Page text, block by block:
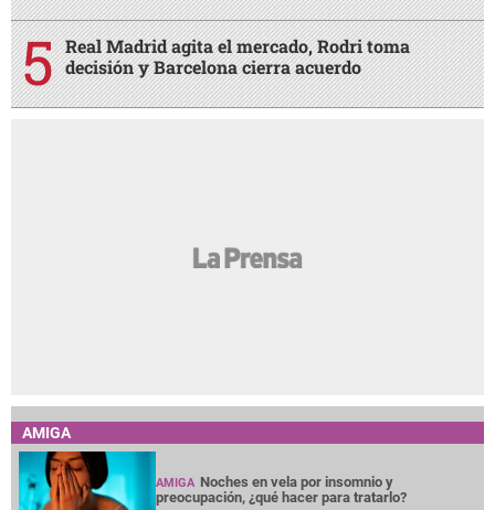
Real Madrid agita el mercado, Rodri toma
decisión y Barcelona cierra acuerdo
AMIGA
AMIGA Noches en vela por insomnio y
preocupación, ¿qué hacer para tratarlo?